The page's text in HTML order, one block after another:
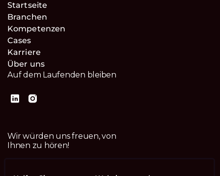
Startseite
Branchen
Kompetenzen
Cases
Karriere
Über uns
Auf dem Laufenden bleiben
Wir würden uns freuen, von
Ihnen zu hören!